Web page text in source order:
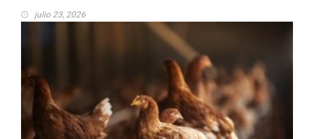
julio 23, 2026